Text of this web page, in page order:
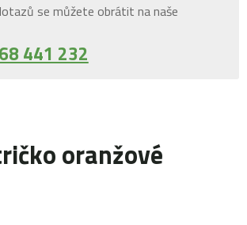
se můžete obrátit na naše
441 232
oranžové